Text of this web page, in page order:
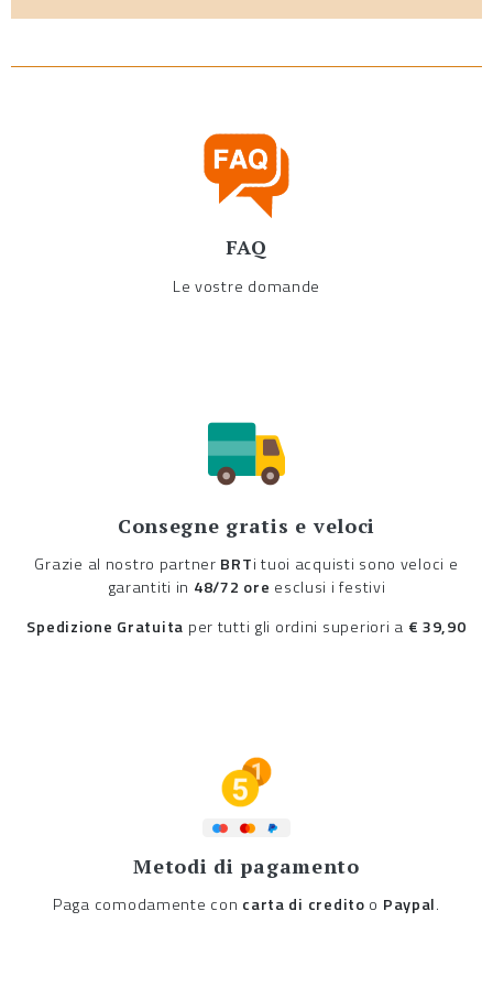
FAQ
Le vostre domande
Consegne gratis e veloci
Grazie al nostro partner BRTi tuoi acquisti sono veloci e
garantiti in 48/72 ore esclusi i festivi
Spedizione Gratuita per tutti gli ordini superiori a € 39,90
Metodi di pagamento
Paga comodamente con carta di credito o Paypal.